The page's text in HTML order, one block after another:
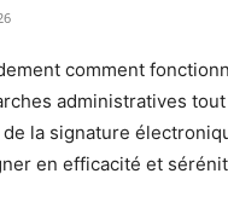
comment
administratives
la signature
en efficacité et